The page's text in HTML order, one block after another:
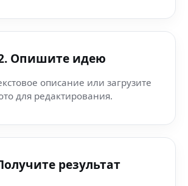
Опишите идею
описание или загрузите
для редактирования.
результат